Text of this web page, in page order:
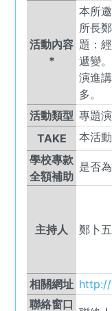
活動內容
*
本所
所長
題：
遞變
演進
多。
活動類型 專題
TAKE
本活
學校專款
全額補助
是否
主持人 鄭卜
相關網址
聯絡窗口